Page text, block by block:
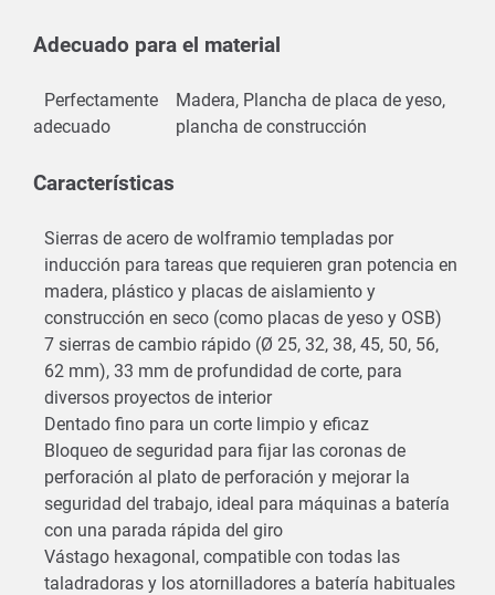
Adecuado para el material
Perfectamente
adecuado
Madera, Plancha de placa de yeso,
plancha de construcción
Características
Sierras de acero de wolframio templadas por
inducción para tareas que requieren gran potencia en
madera, plástico y placas de aislamiento y
construcción en seco (como placas de yeso y OSB)
7 sierras de cambio rápido (Ø 25, 32, 38, 45, 50, 56,
62 mm), 33 mm de profundidad de corte, para
diversos proyectos de interior
Dentado fino para un corte limpio y eficaz
Bloqueo de seguridad para fijar las coronas de
perforación al plato de perforación y mejorar la
seguridad del trabajo, ideal para máquinas a batería
con una parada rápida del giro
Vástago hexagonal, compatible con todas las
taladradoras y los atornilladores a batería habituales